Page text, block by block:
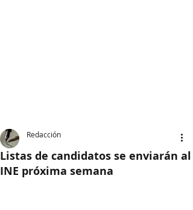
Listas de candidatos se enviarán al
INE próxima semana
Redacción